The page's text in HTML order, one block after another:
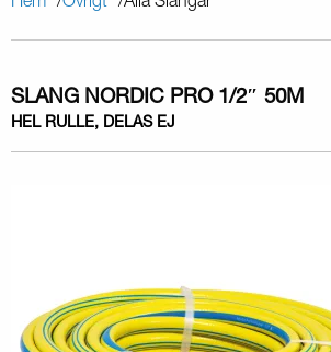
SLANG NORDIC PRO 1/2″ 50M
HEL RULLE, DELAS EJ